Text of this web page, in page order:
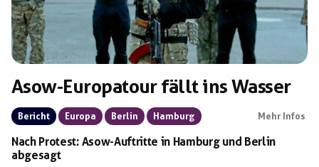
Asow-Europatour fällt ins Wasser
Bericht Europa Berlin Hamburg Mehr Infos
Nach Protest: Asow-Auftritte in Hamburg und Berlin
abgesagt